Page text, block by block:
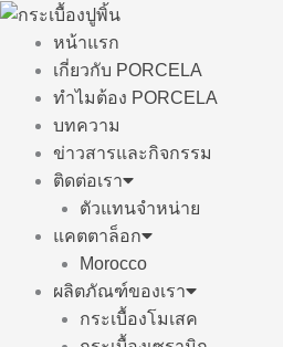
Skip
content
หน้าแรก
เกี่ยวกับ PORCELA
ทำไมต้อง PORCELA
บทความ
ข่าวสารและกิจกรรม
ติดต่อเรา
ตัวแทนจำหน่าย
แคตตาล็อก
Morocco
ผลิตภัณฑ์ของเรา
กระเบื้องโมเสค